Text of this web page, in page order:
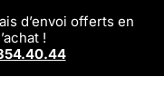
d’envoi offerts en
!